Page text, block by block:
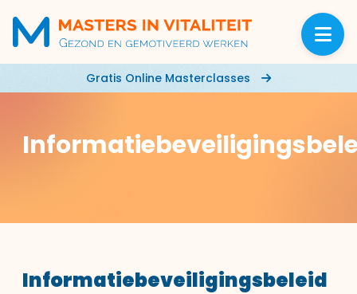
Gratis Online Masterclasses
Informatiebeveiligingsbeleid